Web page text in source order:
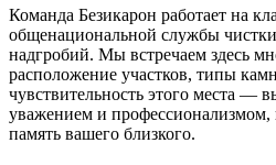
Команда Безикарон работает на
общенациональной службы
надгробий. Мы встречаем здесь
расположение участков, типы
чувствительность этого места —
уважением и профессионализмом,
память вашего близкого.